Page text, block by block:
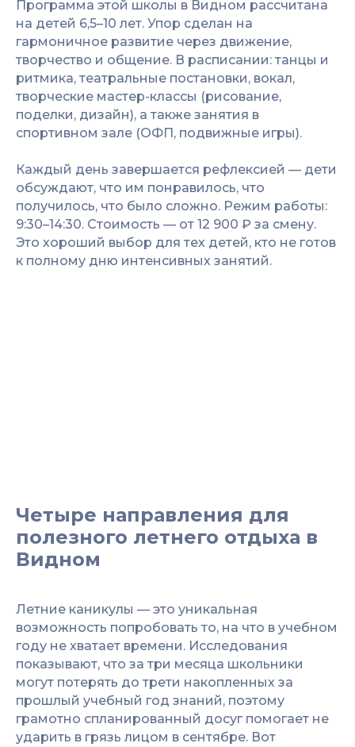
Программа этой школы в Видном рассчитана
на детей 6,5–10 лет. Упор сделан на
гармоничное развитие через движение,
творчество и общение. В расписании: танцы и
ритмика, театральные постановки, вокал,
творческие мастер-классы (рисование,
поделки, дизайн), а также занятия в
спортивном зале (ОФП, подвижные игры).
Каждый день завершается рефлексией — дети
обсуждают, что им понравилось, что
получилось, что было сложно. Режим работы:
9:30–14:30. Стоимость — от 12 900 ₽ за смену.
Это хороший выбор для тех детей, кто не готов
к полному дню интенсивных занятий.
Четыре направления для
полезного летнего отдыха в
Видном
Летние каникулы — это уникальная
возможность попробовать то, на что в учебном
году не хватает времени. Исследования
показывают, что за три месяца школьники
могут потерять до трети накопленных за
прошлый учебный год знаний, поэтому
грамотно спланированный досуг помогает не
ударить в грязь лицом в сентябре. Вот